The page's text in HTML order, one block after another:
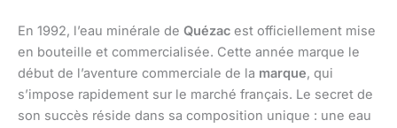
En 1992, l’eau minérale de Quézac est officiellement mise
en bouteille et commercialisée. Cette année marque le
début de l’aventure commerciale de la marque, qui
s’impose rapidement sur le marché français. Le secret de
son succès réside dans sa composition unique : une eau